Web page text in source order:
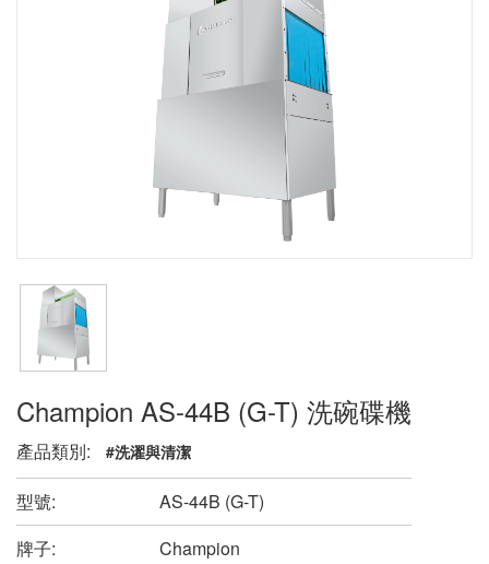
Champion AS-44B (G-T) 洗碗碟機
產品類別: #洗濯與清潔
型號:
AS-44B (G-T)
牌子:
Champion